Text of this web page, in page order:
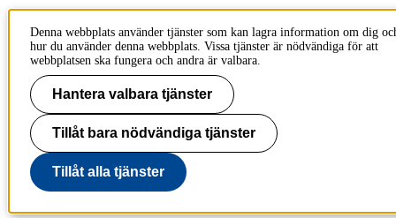
Denna webbplats använder tjänster som kan lagra information om dig
hur du använder denna webbplats. Vissa tjänster är nödvändiga för att
webbplatsen ska fungera och andra är valbara.
Hantera valbara tjänster
Tillåt bara nödvändiga tjänster
Tillåt alla tjänster